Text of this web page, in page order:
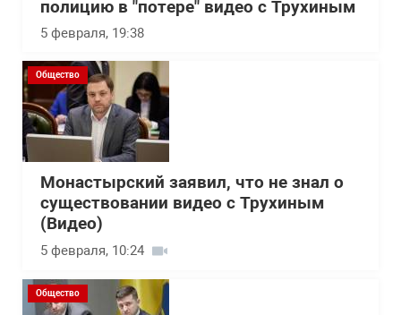
полицию в "потере" видео с Трухиным
5 февраля, 19:38
Общество
Монастырский заявил, что не знал о
существовании видео с Трухиным
(Видео)
5 февраля, 10:24
Общество